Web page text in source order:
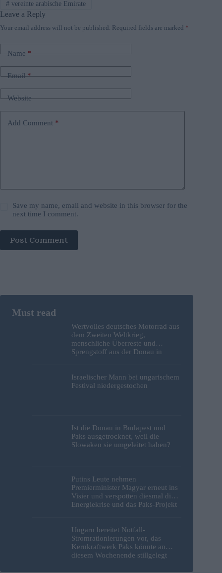
#vereinte arabische Emirate
Leave a Reply
Your email address will not be published. Required fields are marked *
Name*
Email*
Website
Add Comment *
Save my name, email and website in this browser for the
next time I comment.
Post Comment
Wertvolles deutsches Motorrad aus
dem Zweiten Weltkrieg,
menschliche Überreste und
Sprengstoff aus der Donau in
Israelischer Mann bei ungarischem
Festival niedergestochen
Ist die Donau in Budapest und
Paks ausgetrocknet, weil die
Slowaken sie umgeleitet haben?
Putins Leute nehmen
Premierminister Magyar erneut ins
Visier und verspotten diesmal die
Energiekrise und das Paks-Projekt
Ungarn bereitet Notfall-
Stromrationierungen vor, das
Kernkraftwerk Paks könnte an
diesem Wochenende stillgelegt